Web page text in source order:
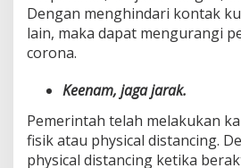
Dengan menghindari kontak
lain, maka dapat mengurangi
corona.
Keenam, jaga jarak.
Pemerintah telah melakukan
fisik atau physical distancing.
physical distancing ketika